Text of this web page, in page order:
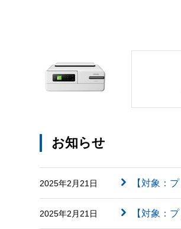
お知らせ
2025年2月21日 【対象：
2025年2月21日 【対象：